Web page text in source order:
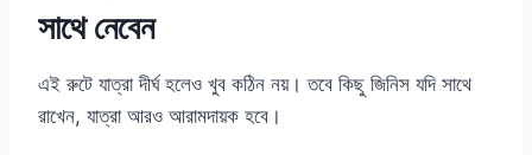
সাথে নেবেন
এই রুটে যাত্রা দীর্ঘ হলেও খুব কঠিন নয়। তবে কিছু জিনিস যদি সাথে
রাখেন, যাত্রা আরও আরামদায়ক হবে।